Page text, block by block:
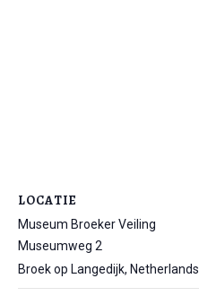
LOCATIE
Museum Broeker Veiling
Museumweg 2
Broek op Langedijk, Netherlands